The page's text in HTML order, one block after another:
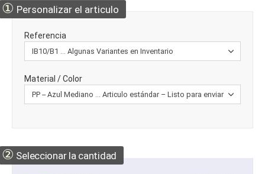
① Personalizar el articulo
Referencia
Material / Color
② Seleccionar la cantidad